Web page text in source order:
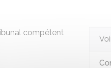
compétent